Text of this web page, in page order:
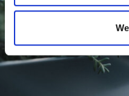
t
i